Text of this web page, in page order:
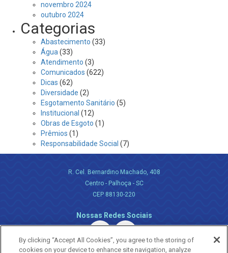
novembro 2024
outubro 2024
Categorias
Abastecimento (33)
Água (33)
Atendimento (3)
Comunicados (622)
Dicas (62)
Diversidade (2)
Esgotamento Sanitário (5)
Institucional (12)
Obras de Esgoto (1)
Prêmios (1)
Responsabilidade Social (7)
R. Cel. Bernardino Machado, 408
Centro - Palhoça - SC
CEP 88130-220
Nossas Redes Sociais
By clicking “Accept All Cookies”, you agree to the storing of
cookies on your device to enhance site navigation, analyze